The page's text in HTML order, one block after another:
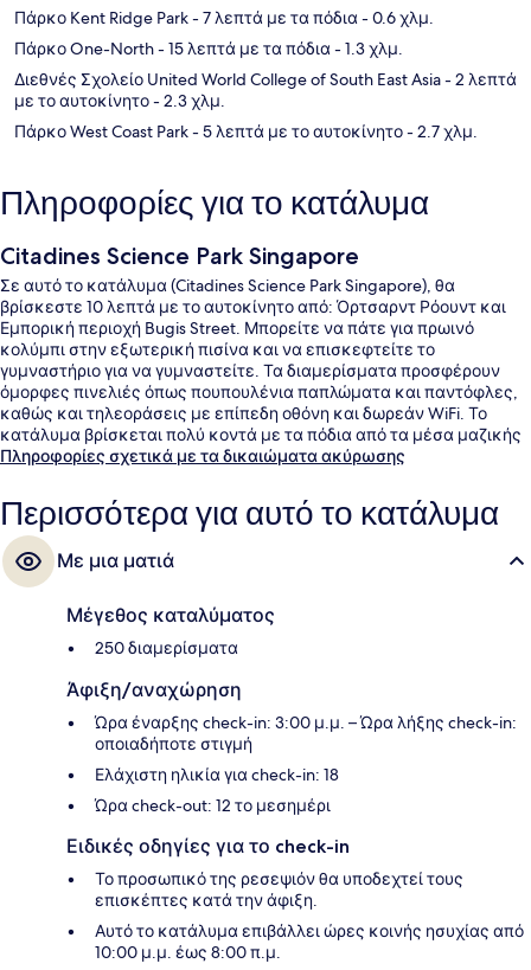
Πάρκο Kent Ridge Park- 7 λεπτά με τα πόδια- 0.6 χλμ.
Πάρκο One-North- 15 λεπτά με τα πόδια- 1.3 χλμ.
Διεθνές Σχολείο United World College of South East Asia- 2 λεπτά
με το αυτοκίνητο- 2.3 χλμ.
Πάρκο West Coast Park- 5 λεπτά με το αυτοκίνητο- 2.7 χλμ.
Πληροφορίες για το κατάλυμα
Citadines Science Park Singapore
Σε αυτό το κατάλυμα (Citadines Science Park Singapore), θα
βρίσκεστε 10 λεπτά με το αυτοκίνητο από: Όρτσαρντ Ρόουντ και
Εμπορική περιοχή Bugis Street. Μπορείτε να πάτε για πρωινό
κολύμπι στην εξωτερική πισίνα και να επισκεφτείτε το
γυμναστήριο για να γυμναστείτε. Τα διαμερίσματα προσφέρουν
όμορφες πινελιές όπως πουπουλένια παπλώματα και παντόφλες,
καθώς και τηλεοράσεις με επίπεδη οθόνη και δωρεάν WiFi. Το
κατάλυμα βρίσκεται πολύ κοντά με τα πόδια από τα μέσα μαζικής
μεταφοράς: το σημείο επιβίβασης Σταθμός Kent Ridge βρίσκεται σε
Πληροφορίες σχετικά με τα δικαιώματα ακύρωσης
Περισσότερα για αυτό το κατάλυμα
Με μια ματιά
Μέγεθος καταλύματος
250 διαμερίσματα
Άφιξη/αναχώρηση
Ώρα έναρξης check-in: 3:00 μ.μ. – Ώρα λήξης check-in:
οποιαδήποτε στιγμή
Ελάχιστη ηλικία για check-in: 18
Ώρα check-out: 12 το μεσημέρι
Ειδικές οδηγίες για το check-in
Το προσωπικό της ρεσεψιόν θα υποδεχτεί τους
επισκέπτες κατά την άφιξη.
Αυτό το κατάλυμα επιβάλλει ώρες κοινής ησυχίας από
10:00 μ.μ. έως 8:00 π.μ.